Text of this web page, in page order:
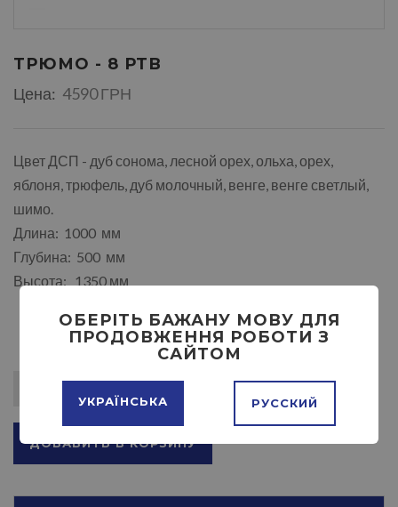
ТРЮМО - 8 РТВ
Цена: 4590 ГРН
Цвет ДСП - дуб сонома, лесной орех, ольха, орех,
яблоня, трюфель, дуб молочный, венге, венге светлый,
шимо.
Длина: 1000 мм
Глубина: 500 мм
Высота: 1350 мм
ДОБАВИТЬ В КОРЗИНУ
ОБЕРІТЬ БАЖАНУ МОВУ ДЛЯ
ПРОДОВЖЕННЯ РОБОТИ З
САЙТОМ
УКРАЇНСЬКА РУССКИЙ